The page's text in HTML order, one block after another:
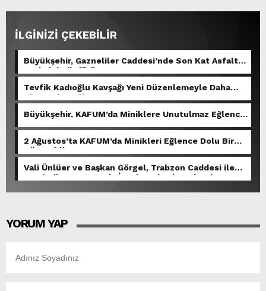
İLGİNİZİ ÇEKEBİLİR
Büyükşehir, Gazneliler Caddesi’nde Son Kat Asfalt
Serimini Sürdürüyor.
Tevfik Kadıoğlu Kavşağı Yeni Düzenlemeyle Daha
Akıcı Hale Geliyor.
Büyükşehir, KAFUM’da Miniklere Unutulmaz Eğlence
2 Ağustos’ta KAFUM’da Minikleri Eğlence Dolu Bir
Gün Bekliyor.
Vali Ünlüer ve Başkan Görgel, Trabzon Caddesi ile
Demirciler Çarşısı’nda İncelemelerde Bulundu.
YORUM YAP